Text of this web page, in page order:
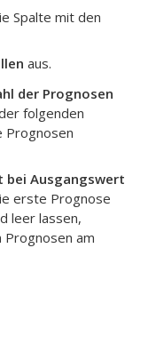
Spalte mit den
aus.
der Prognosen
folgenden
Prognosen
bei Ausgangswert
erste Prognose
leer lassen,
am